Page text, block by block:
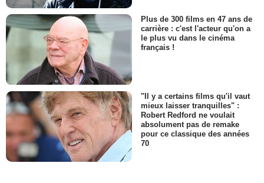
Plus de 300 films en 47 ans de
carrière : c'est l'acteur qu'on a
le plus vu dans le cinéma
français !
"Il y a certains films qu'il vaut
mieux laisser tranquilles" :
Robert Redford ne voulait
absolument pas de remake
pour ce classique des années
70